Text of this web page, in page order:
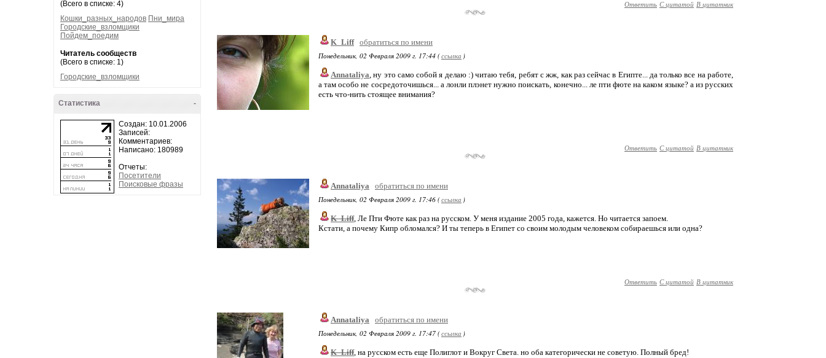
(Всего в списке: 4)
Кошки_разных_народов Пни_мира
Городские_взломщики
Пойдем_поедим
Читатель сообществ
(Всего в списке: 1)
Городские_взломщики
-
Статистика
Создан: 10.01.2006
Записей:
Комментариев:
Написано: 180989
Отчеты:
Посетители
Поисковые фразы
Ответить С цитатой В цитатник
K_Liff обратиться по имени
Понедельник, 02 Февраля 2009 г. 17:44 (ссылка )
Annataliya, ну это само собой я делаю :) читаю тебя, ребят с жж, как раз сейчас в Египте... да только все на работе,
а там особо не сосредоточишься... а лонли плэнет нужно поискать, конечно... ле пти фюте на каком языке? а из русских
есть что-нить стоящее внимания?
Ответить С цитатой В цитатник
Annataliya
обратиться по имени
Понедельник, 02 Февраля 2009 г. 17:46 (ссылка )
K_Liff, Ле Пти Фюте как раз на русском. У меня издание 2005 года, кажется. Но читается запоем.
Кстати, а почему Кипр обломался? И ты теперь в Египет со своим молодым человеком собираешься или одна?
Ответить С цитатой В цитатник
Annataliya
обратиться по имени
Понедельник, 02 Февраля 2009 г. 17:47 (ссылка )
K_Liff, на русском есть еще Полиглот и Вокруг Света. но оба категорически не советую. Полный бред!